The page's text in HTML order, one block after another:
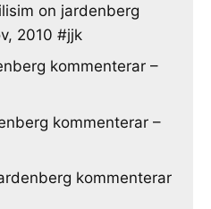
on jardenberg
2010 #jjk
kommenterar –
kommenterar –
kommenterar